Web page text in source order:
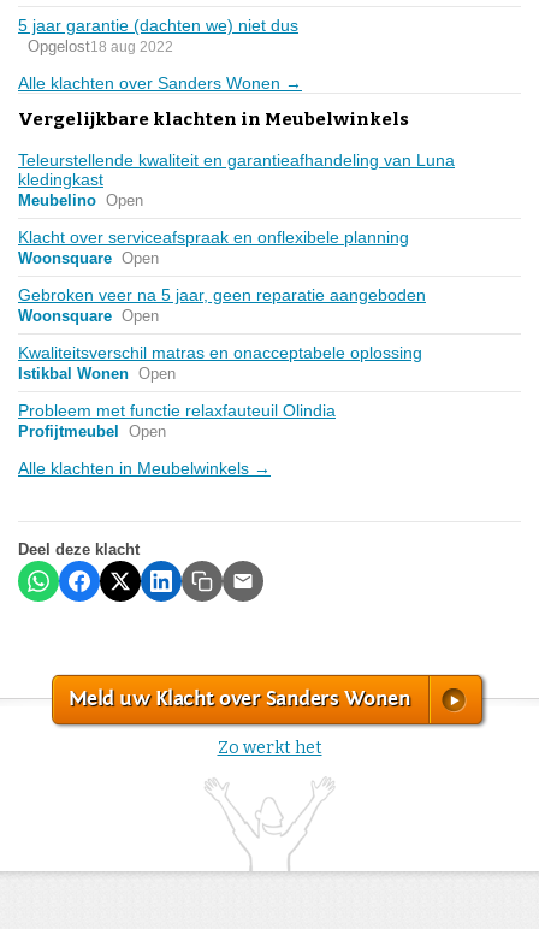
5 jaar garantie (dachten we) niet dus
Opgelost18 aug 2022
Alle klachten over Sanders Wonen →
Vergelijkbare klachten in Meubelwinkels
Teleurstellende kwaliteit en garantieafhandeling van Luna
kledingkast
Meubelino Open
Klacht over serviceafspraak en onflexibele planning
Woonsquare Open
Gebroken veer na 5 jaar, geen reparatie aangeboden
Woonsquare Open
Kwaliteitsverschil matras en onacceptabele oplossing
Istikbal Wonen Open
Probleem met functie relaxfauteuil Olindia
Profijtmeubel Open
Alle klachten in Meubelwinkels →
Deel deze klacht
Meld uw Klacht over Sanders Wonen
Zo werkt het